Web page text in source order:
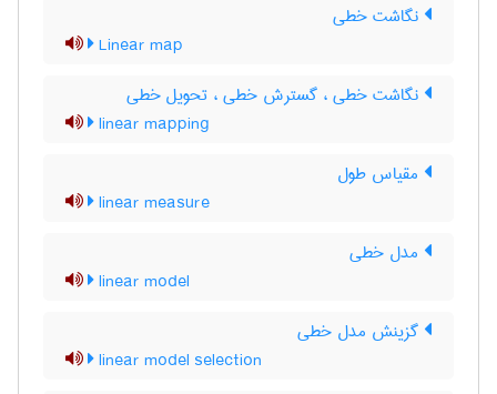
نگاشت خطی
Linear map
نگاشت خطی ، گسترش خطی ، تحویل خطی
linear mapping
مقیاس طول
linear measure
مدل خطی
linear model
گزینش مدل خطی
linear model selection